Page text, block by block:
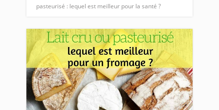
pasteurisé : lequel est meilleur pour la santé ?